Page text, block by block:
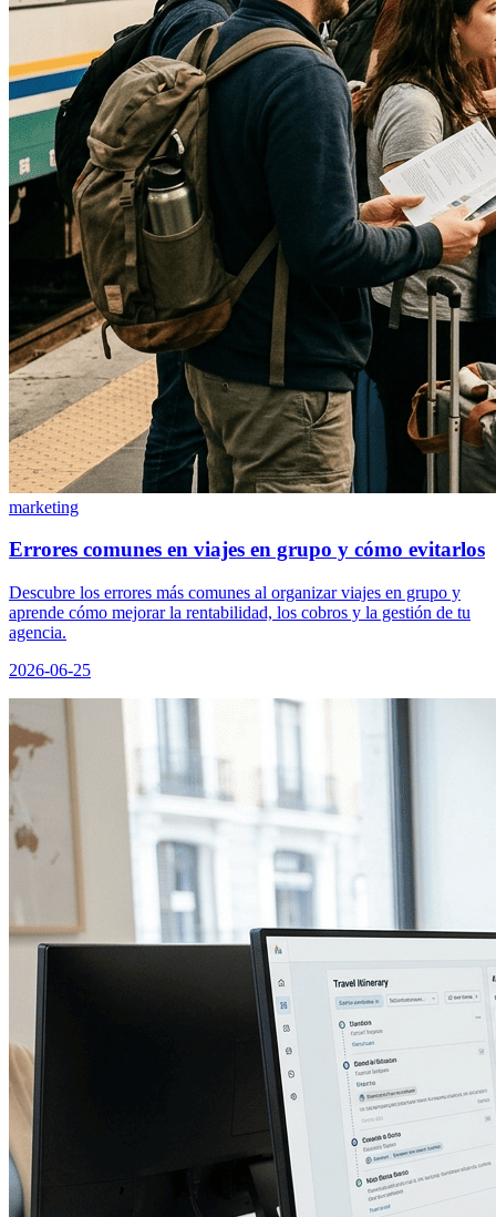
marketing
Errores comunes en viajes en grupo y cómo evitarlos
Descubre los errores más comunes al organizar viajes en grupo y
aprende cómo mejorar la rentabilidad, los cobros y la gestión de tu
agencia.
2026-06-25